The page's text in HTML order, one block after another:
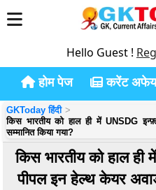
Hello Guest !
होम पेज करेंट
GKToday हिंदी
किस भारतीय को हाल ही में UNSDG
सम्मानित किया गया?
किस भारतीय को हाल
पीपल इन हेल्थ केयर